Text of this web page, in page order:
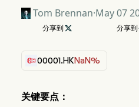
Tom Brennan·May 07
分享到  分享到
00001.HKNaN%
关键要点：